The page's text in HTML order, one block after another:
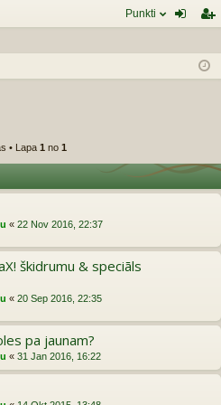
Punkti
ist
• Lapa 1 no 1
« 22 Nov 2016, 22:37
škidrumu & speciāls
« 20 Sep 2016, 22:35
pa jaunam?
« 31 Jan 2016, 16:22